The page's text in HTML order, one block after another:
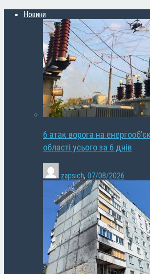
Новини
6 атак ворога на
області усього за 6 днів
zapsich, 07/08/2026